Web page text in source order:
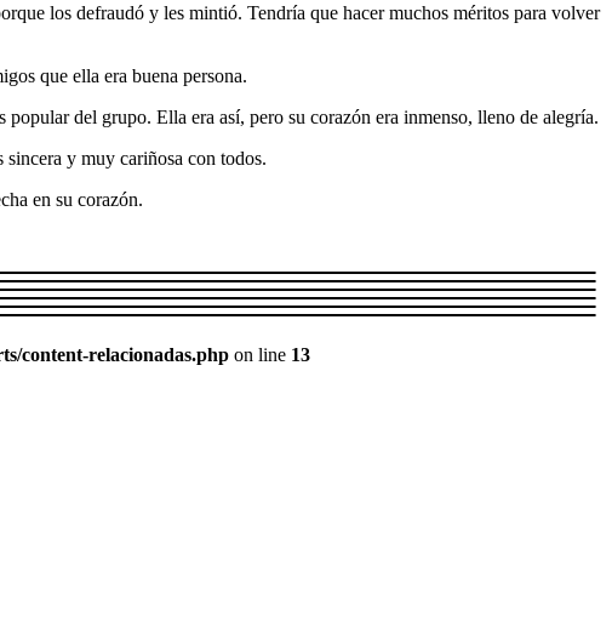
los defraudó y les mintió. Tendría que hacer muchos méritos para volver
que ella era buena persona.
del grupo. Ella era así, pero su corazón era inmenso, lleno de alegría.
y muy cariñosa con todos.
en su corazón.
content-relacionadas.php on line 13